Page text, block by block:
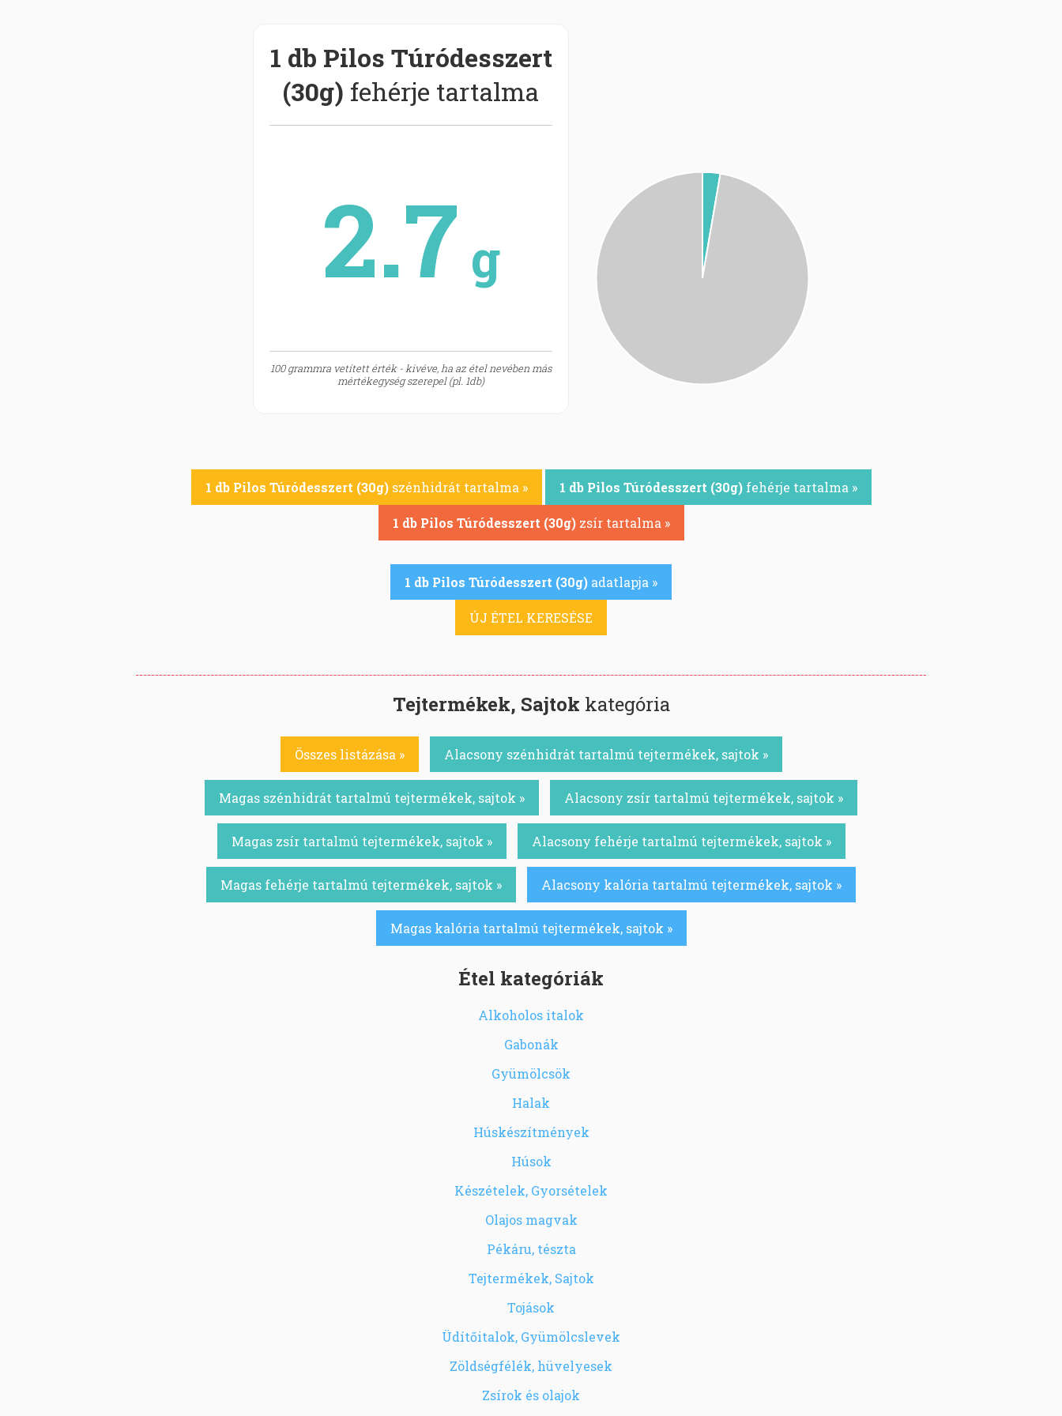
1 db Pilos Túródesszert
(30g) fehérje tartalma
2.7 g
100 grammra vetített érték - kivéve, ha az étel nevében más
mértékegység szerepel (pl. 1db)
1 db Pilos Túródesszert (30g)szénhidrát tartalma » 1 db Pilos Túródesszert (30g)fehérje tartalma »
1 db Pilos Túródesszert (30g)zsír tartalma »
1 db Pilos Túródesszert (30g) adatlapja »
ÚJ ÉTEL KERESÉSE
Tejtermékek, Sajtok kategória
Összes listázása » Alacsony szénhidrát tartalmú tejtermékek, sajtok »
Magas szénhidrát tartalmú tejtermékek, sajtok » Alacsony zsír tartalmú tejtermékek, sajtok »
Magas zsír tartalmú tejtermékek, sajtok » Alacsony fehérje tartalmú tejtermékek, sajtok »
Magas fehérje tartalmú tejtermékek, sajtok » Alacsony kalória tartalmú tejtermékek, sajtok »
Magas kalória tartalmú tejtermékek, sajtok »
Étel kategóriák
Alkoholos italok
Gabonák
Gyümölcsök
Halak
Húskészítmények
Húsok
Készételek, Gyorsételek
Olajos magvak
Pékáru, tészta
Tejtermékek, Sajtok
Tojások
Üdítőitalok, Gyümölcslevek
Zöldségfélék, hüvelyesek
Zsírok és olajok